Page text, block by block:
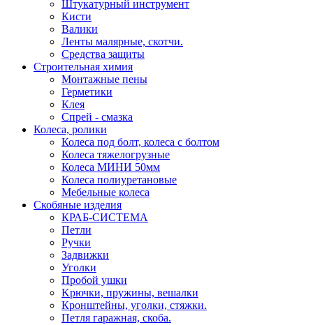
Штукатурный инструмент
Кисти
Валики
Ленты малярные, скотчи.
Средства защиты
Строительная химия
Монтажные пены
Герметики
Клея
Спрей - смазка
Колеса, ролики
Колеса под болт, колеса с болтом
Колеса тяжелогрузные
Колеса МИНИ 50мм
Колеса полиуретановые
Мебельные колеса
Скобяные изделия
КРАБ-СИСТЕМА
Петли
Ручки
Задвижки
Уголки
Пробой ушки
Kрючки, пружины, вешалки
Кронштейны, уголки, стяжки.
Петля гаражная, скоба.